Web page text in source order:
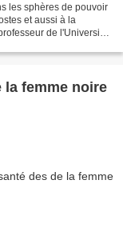
les sphères de pouvoir
et aussi à la
de l'Université
la femme noire